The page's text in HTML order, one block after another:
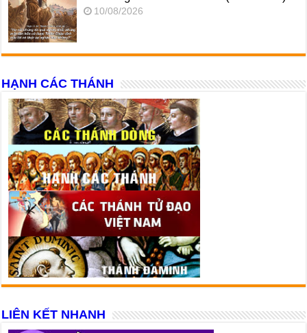
10/08/2026
HẠNH CÁC THÁNH
LIÊN KẾT NHANH